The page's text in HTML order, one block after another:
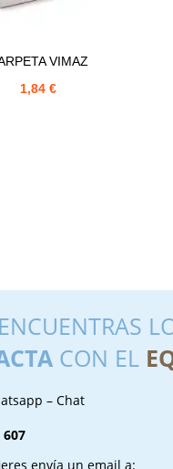
VIMAZ
1,84 €
CON EL
– Chat
607
envía un email a: